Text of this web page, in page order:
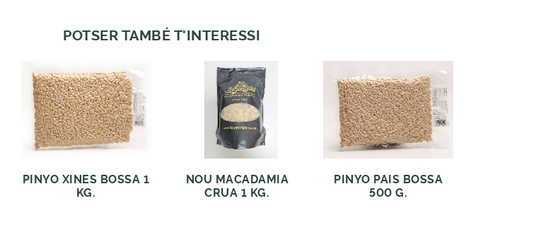
POTSER TAMBÉ T'INTERESSI
PINYO XINES BOSSA 1
KG.
NOU MACADAMIA
CRUA 1 KG.
PINYO PAIS BOSSA
500 G.